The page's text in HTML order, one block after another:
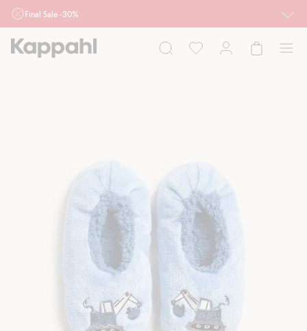
Final Sale -30%
działu outlet do 10.8 w sklepach Kappahl i Newbie oraz na kappahl.com. Ofert
nie łączymy